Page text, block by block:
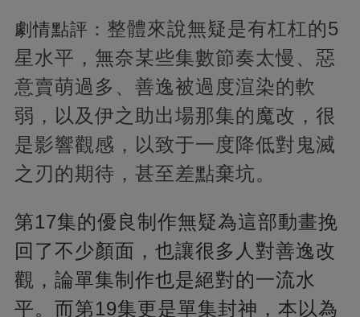
劇情點評： 整體來說無疑是有杠杠的5
星水平，無奈某些集數節奏太慢、惡
意賣萌過多、善逸被過度渲染的軟
弱，以及伊之助出場那集的魔改，很
是影響觀感，以致于一度降低對鬼滅
之刃的期待，甚至差點棄坑。
第17集的優良制作無疑為這部動畫挽
回了不少顏面，也讓很多人對善逸改
觀，論單集制作也是絕對的一流水
平。而第19集更是單集封神，本以為